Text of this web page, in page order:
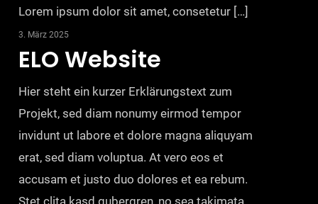
Lorem ipsum dolor sit amet, consetetur […]
3. März 2025
ELO Website
Hier steht ein kurzer Erklärungstext zum
Projekt, sed diam nonumy eirmod tempor
invidunt ut labore et dolore magna aliquyam
erat, sed diam voluptua. At vero eos et
accusam et justo duo dolores et ea rebum.
Stet clita kasd gubergren, no sea takimata